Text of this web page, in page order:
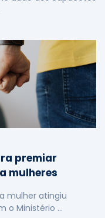
premiar
mulheres
mulher atingiu
o Ministério …